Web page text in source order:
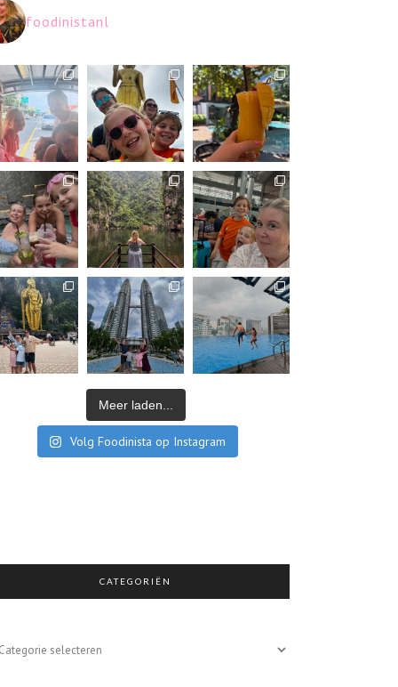
foodinistanl
Meer laden...
Volg Foodinista op Instagram
CATEGORIËN